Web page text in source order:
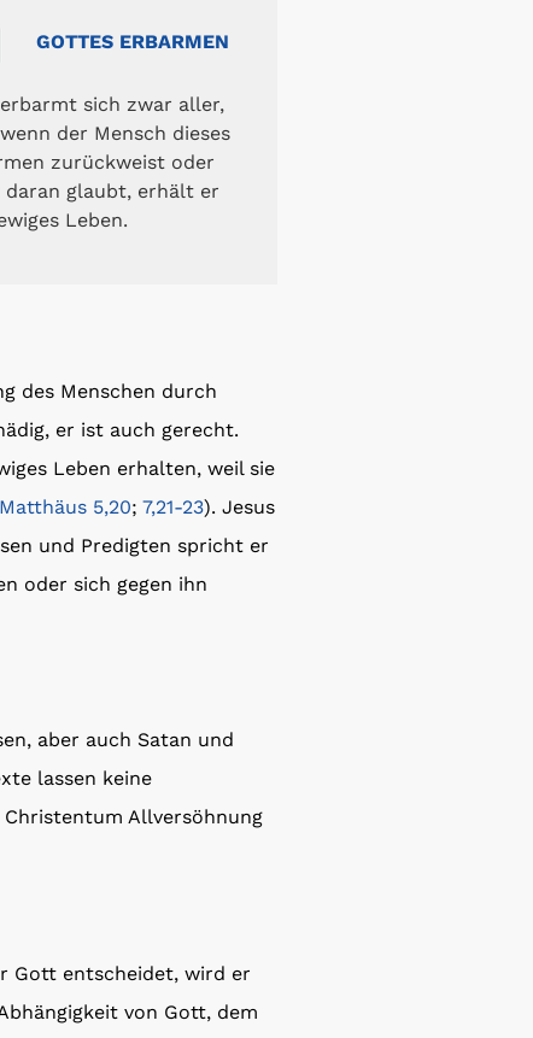
GOTTES ERBARMEN
sich zwar aller,
der Mensch dieses
zurückweist oder
daran glaubt, erhält er
Leben.
des Menschen durch
er ist auch gerecht.
Leben erhalten, weil sie
Matthäus 5,20; 7,21-23). Jesus
und Predigten spricht er
oder sich gegen ihn
aber auch Satan und
lassen keine
Allversöhnung
Gott entscheidet, wird er
von Gott, dem